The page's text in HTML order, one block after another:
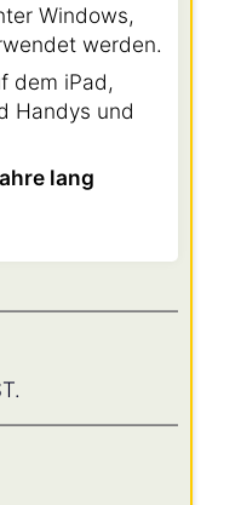
Windows,
werden.
dem iPad,
Handys und
lang